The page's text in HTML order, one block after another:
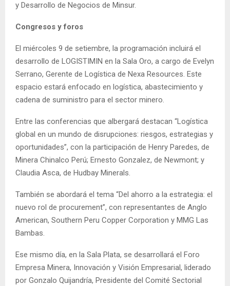
y Desarrollo de Negocios de Minsur.
Congresos y foros
El miércoles 9 de setiembre, la programación incluirá el
desarrollo de LOGISTIMIN en la Sala Oro, a cargo de Evelyn
Serrano, Gerente de Logística de Nexa Resources. Este
espacio estará enfocado en logística, abastecimiento y
cadena de suministro para el sector minero.
Entre las conferencias que albergará destacan “Logística
global en un mundo de disrupciones: riesgos, estrategias y
oportunidades”, con la participación de Henry Paredes, de
Minera Chinalco Perú; Ernesto Gonzalez, de Newmont; y
Claudia Asca, de Hudbay Minerals.
También se abordará el tema “Del ahorro a la estrategia: el
nuevo rol de procurement”, con representantes de Anglo
American, Southern Peru Copper Corporation y MMG Las
Bambas.
Ese mismo día, en la Sala Plata, se desarrollará el Foro
Empresa Minera, Innovación y Visión Empresarial, liderado
por Gonzalo Quijandría, Presidente del Comité Sectorial